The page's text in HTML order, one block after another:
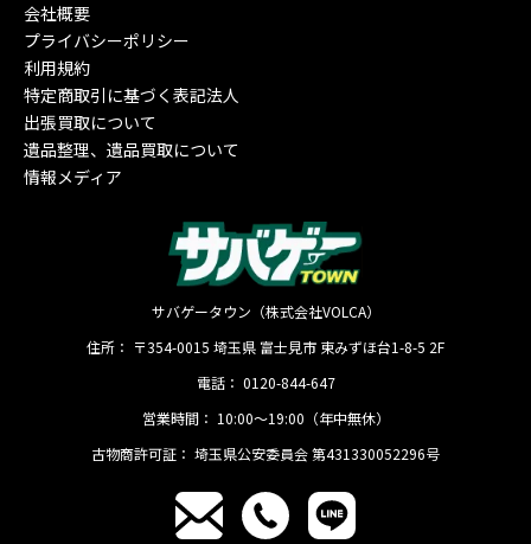
会社概要
プライバシーポリシー
利用規約
特定商取引に基づく表記法人
出張買取について
遺品整理、遺品買取について
情報メディア
サバゲータウン（株式会社VOLCA）
住所： 〒354-0015 埼玉県 富士見市 東みずほ台1-8-5 2F
電話： 0120-844-647
営業時間： 10:00〜19:00（年中無休）
古物商許可証： 埼玉県公安委員会 第431330052296号